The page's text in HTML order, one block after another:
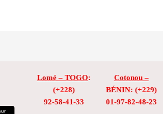
Lomé – TOGO:
(+228)
92-58-41-33
Cotonou –
BÉNIN: (+229)
01-97-82-48-23